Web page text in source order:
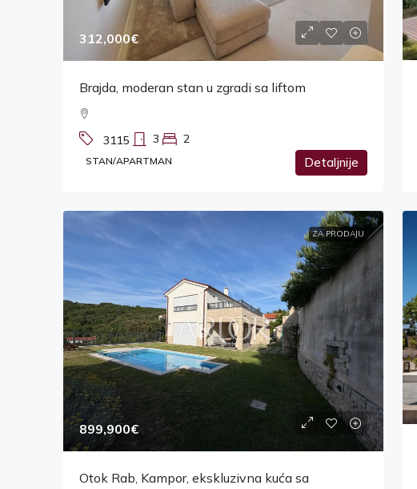
312,000€
Brajda, moderan stan u zgradi sa liftom
3115 3 2
STAN/APARTMAN Detaljnije
ZA PRODAJU
899,900€
Otok Rab, Kampor, ekskluzivna kuća sa